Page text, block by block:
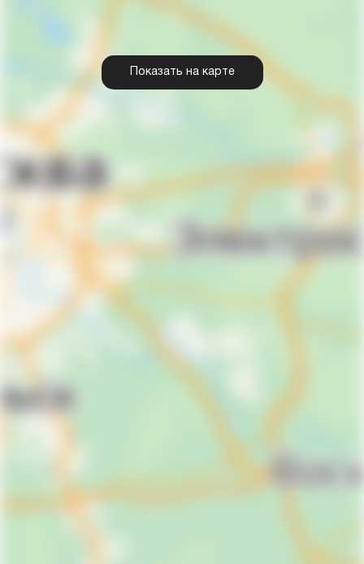
Показать на карте